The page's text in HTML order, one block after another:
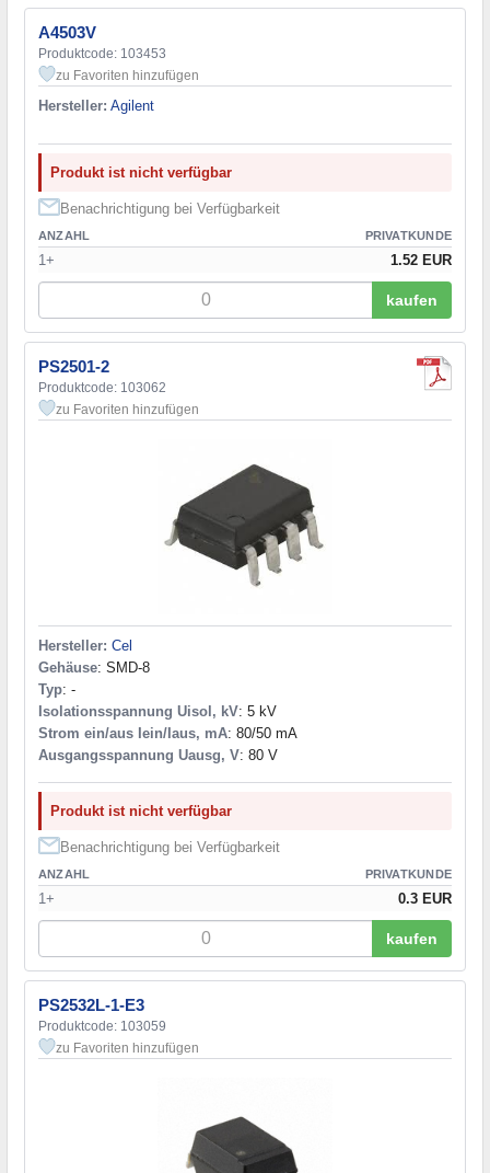
A4503V
Produktcode: 103453
zu Favoriten hinzufügen
Hersteller: Agilent
Produkt ist nicht verfügbar
Benachrichtigung bei Verfügbarkeit
ANZAHL PRIVATKUNDE
1+ 1.52 EUR
kaufen
PS2501-2
Produktcode: 103062
zu Favoriten hinzufügen
Hersteller: Cel
Gehäuse: SMD-8
Typ: -
Isolationsspannung Uisol, kV: 5 kV
Strom ein/aus Iein/Iaus, mA: 80/50 mA
Ausgangsspannung Uausg, V: 80 V
Produkt ist nicht verfügbar
Benachrichtigung bei Verfügbarkeit
ANZAHL PRIVATKUNDE
1+ 0.3 EUR
kaufen
PS2532L-1-E3
Produktcode: 103059
zu Favoriten hinzufügen